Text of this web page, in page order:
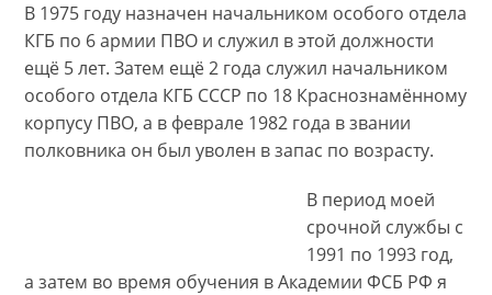
В 1975 году назначен начальником особого отдела
КГБ по 6 армии ПВО и служил в этой должности
ещё 5 лет. Затем ещё 2 года служил начальником
особого отдела КГБ СССР по 18 Краснознамённому
корпусу ПВО, а в феврале 1982 года в звании
полковника он был уволен в запас по возрасту.
В период моей
срочной службы с
1991 по 1993 год,
а затем во время обучения в Академии ФСБ РФ я